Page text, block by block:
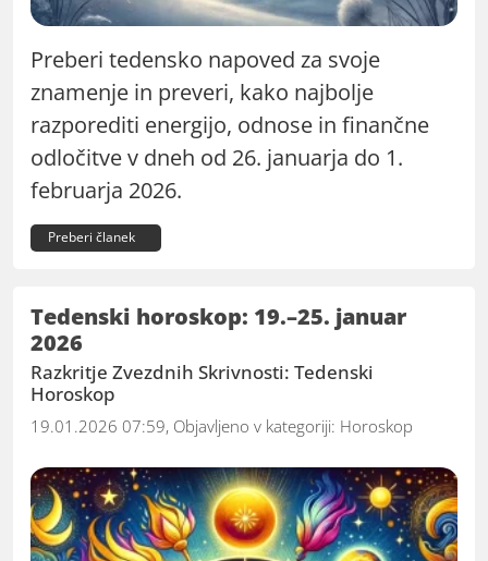
Preberi tedensko napoved za svoje
znamenje in preveri, kako najbolje
razporediti energijo, odnose in finančne
odločitve v dneh od 26. januarja do 1.
februarja 2026.
Preberi članek
Tedenski horoskop: 19.–25. januar
2026
Razkritje Zvezdnih Skrivnosti: Tedenski
Horoskop
19.01.2026 07:59, Objavljeno v kategoriji: Horoskop